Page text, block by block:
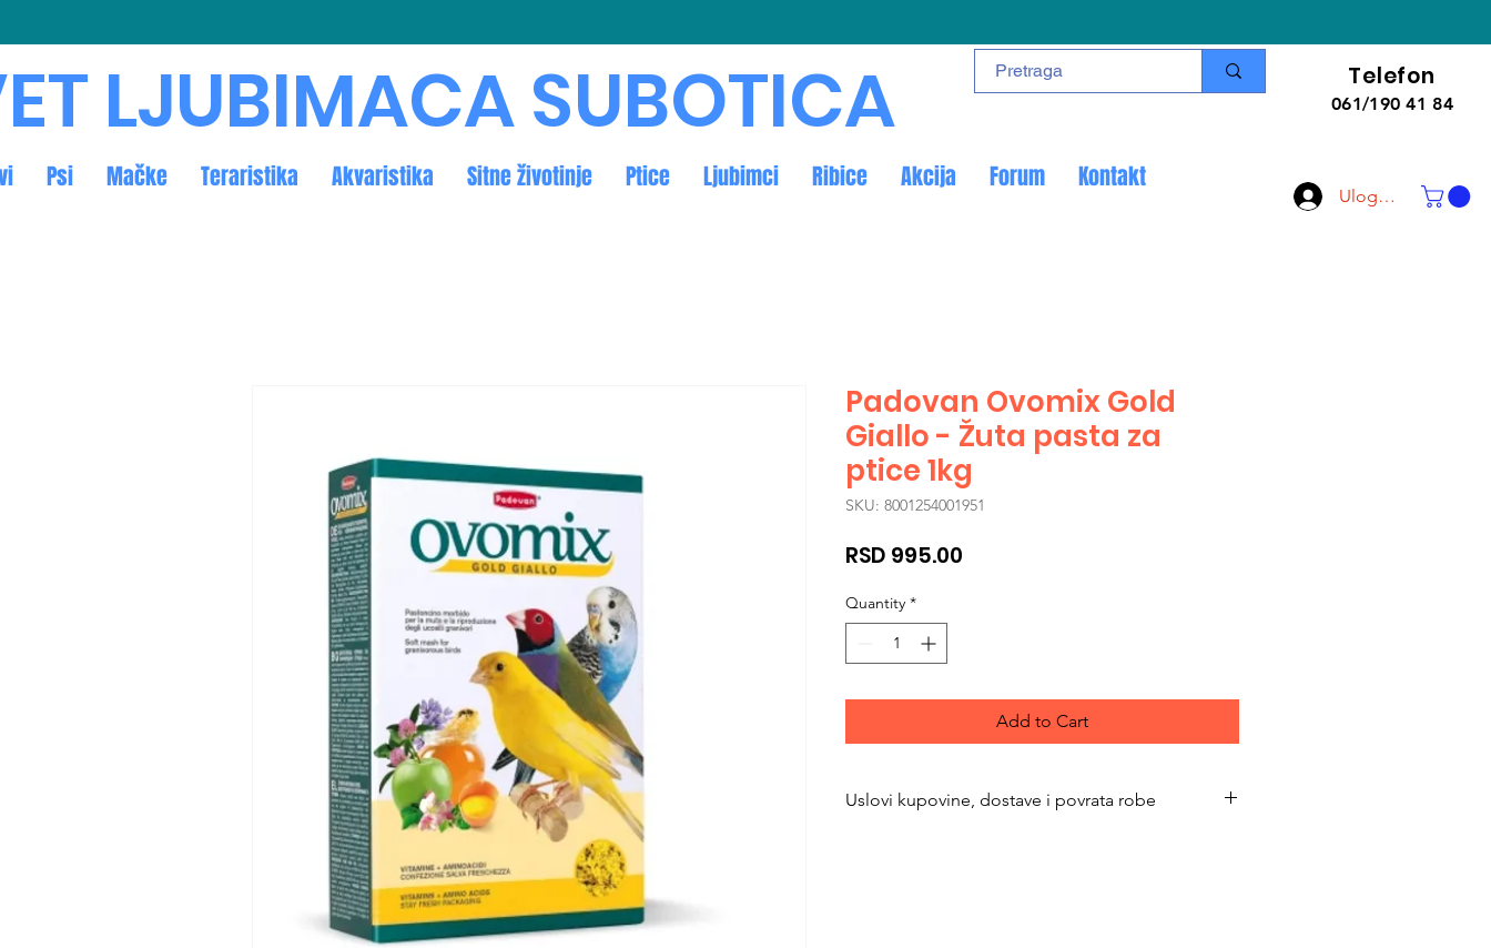
Telefon
061/190 41 84
Uloguj se
Psi Mačke Teraristika Akvaristika Sitne životinje Ptice Ljubimci Ribice Akcija Forum Kontakt
LJUBIMACA SUBOTICA
Padovan Ovomix Gold
Giallo - Žuta pasta za
ptice 1kg
SKU: 8001254001951
RSD 995.00
Quantity *
Add to Cart
Uslovi kupovine, dostave i povrata robe